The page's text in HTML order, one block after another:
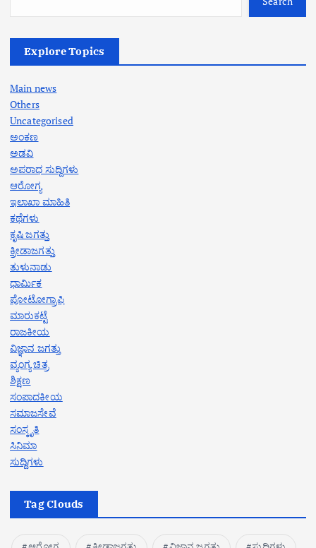
Explore Topics
Main news
Others
Uncategorised
ಅಂಕಣ
ಅಡವಿ
ಅಪರಾಧ ಸುದ್ದಿಗಳು
ಆರೋಗ್ಯ
ಇಲಾಖಾ ಮಾಹಿತಿ
ಕಥೆಗಳು
ಕೃಷಿ ಜಗತ್ತು
ಕ್ರೀಡಾಜಗತ್ತು
ತುಳುನಾಡು
ಧಾರ್ಮಿಕ
ಪೋಟೋಗ್ರಾಫಿ
ಮಾರುಕಟ್ಟೆ
ರಾಜಕೀಯ
ವಿಜ್ಞಾನ ಜಗತ್ತು
ವ್ಯಂಗ್ಯ ಚಿತ್ರ
ಶಿಕ್ಷಣ
ಸಂಪಾದಕೀಯ
ಸಮಾಜಸೇವೆ
ಸಂಸ್ಕೃತಿ
ಸಿನಿಮಾ
ಸುದ್ದಿಗಳು
Tag Clouds